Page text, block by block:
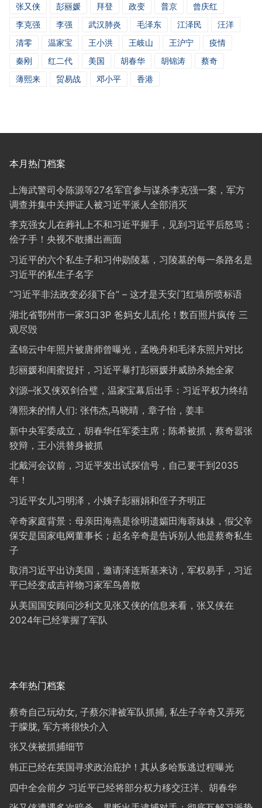
张又侠
彭丽媛 拜登 政变 普京
曾庆红
李克强
李强 武汉肺炎 毛泽东 江泽民
汪洋
清零
温家宝 王小洪 王岐山 王沪宁
疫情
秦刚
红二代 美国 胡春华 胡锦涛
蔡奇
薄熙来
贸易战 邓小平 香港
本月热门档案
上海武警司令陈源等27名军官参与谋杀李克强一案，军方
调查并集中关押证人被习近平派人全部消灭
李克强女儿在葬礼上不和习近平握手，见到习近平后怒骂：
侩子手！央视不敢播出画面
习近平的六个私生子和习仲勋陵墓，习陵墓的每一条路名是
习近平的私生子名字
“习近平非法政变必须下台” – 这才是天安门红墙所喷标语
湖北省鄂州市一家3口3P 爸妈女儿乱伦！数百照片疯传 三
观尽毁
孟锦云中年照片被唐师曾曝光，孟晚舟和毛泽东照片对比
彭丽媛和闺蜜捉奸，习近平暴打彭丽媛并威胁杀她全家
刘源–张又侠双剑合璧，温家宝幕后出手：习近平权力终结
薄熙来的情人们: 张伟杰,马晓晴，章子怡，姜丰
新中央军委成立，胡春华任军委主席；陈希被抓，蔡奇嚣张
狡辩，王小洪替身被抓
北戴河会议前，习近平发出试探信号，自己要干到2035
年！
习近平女儿习明泽，小姨子彭丽娟和侄子齐明正
辛奇家庭背景：母亲田海燕是徐明遗孀田海蓉妹妹，假父辛
保安是国家电网董事长；起名辛奇是告诉别人他是蔡奇私生
子
取消习近平出访美国，邀请泽连斯基来访，军权易手，习近
平已经变成吉祥物习家军鸟兽散
从美国国安顾问沙利文见张又侠的信息来看，张又侠在
2024年已经掌握了军队
本年热门档案
蔡奇自己玩幼女, 子蔡尔津被军队抓捕, 私生子辛奇又弄死
于朦胧, 军方将很快介入
张又侠被抓捕细节
韩正已经在英国寻求政治庇护！其从多哈叛逃过程曝光
四中全会前夕 习近平已经将部分权力移交汪洋、胡春华